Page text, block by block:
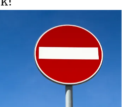
Hűtőautó bérlés
Feltételek
Szolgáltatások
Gy.i.k.